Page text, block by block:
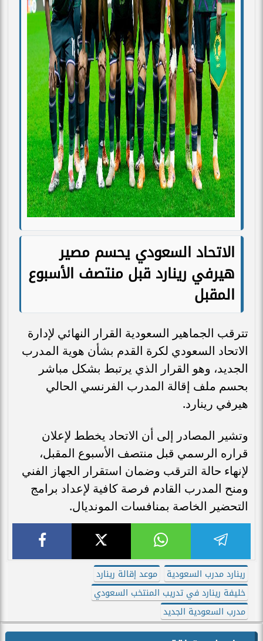
الاتحاد السعودي يحسم مصير
هيرفي رينارد قبل منتصف الأسبوع
المقبل
تترقب الجماهير السعودية القرار النهائي لإدارة
الاتحاد السعودي لكرة القدم بشأن هوية المدرب
الجديد، وهو القرار الذي يرتبط بشكل مباشر
بحسم ملف إقالة المدرب الفرنسي الحالي
هيرفي رينارد.
وتشير المصادر إلى أن الاتحاد يخطط لإعلان
قراره الرسمي قبل منتصف الأسبوع المقبل،
لإنهاء حالة الترقب وضمان استقرار الجهاز الفني
ومنح المدرب القادم فرصة كافية لإعداد برامج
التحضير الخاصة بمنافسات المونديال.
رينارد مدرب السعودية
موعد إقالة رينارد
خليفة رينارد في تدريب المنتخب السعودي
مدرب السعودية الجديد